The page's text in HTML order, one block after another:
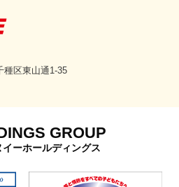
種区東山通1-35
GROUP
ーホールディングス